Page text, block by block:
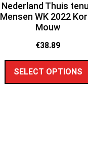
Nederland Thuis
Mensen WK 2022
Mouw
€38.89
SELECT OPTIONS